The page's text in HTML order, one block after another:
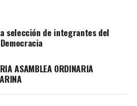
selección de integrantes del
ASAMBLEA ORDINARIA